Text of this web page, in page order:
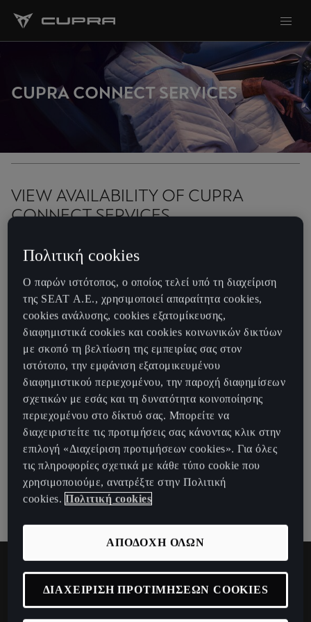
CUPRA CONNECT SERVICES
FILTERS
VIEW AVAILABILITY OF CUPRA
CONNECT SERVICES
service from the list bellow.
Safety & Service
Personalisation
Personalization
Emergency call
Breakdown call
Customer care
Online vehicle maintenance
Plug & Charge
Remote Access
E-Manager
Battery care mode
Remote Climatization
Departure times
Horn & turn signals
Online Infotainment
Online traffic information
Online map update
Online route calculation
Parking stations
Petrol stations
Online destination import
CONNECT Standard Connectivity
Personalisation
Personalization
Breakdown call
Customer care
Service scheduling
CONNECT Plus
Online traffic information
CONNECT
Personalization
Breakdown call
Πολιτική cookies
Ο παρών ιστότοπος, ο οποίος τελεί υπό τη διαχείριση
της SEAT Α.Ε., χρησιμοποιεί απαραίτητα cookies,
cookies ανάλυσης, cookies εξατομίκευσης,
διαφημιστικά cookies και cookies κοινωνικών δικτύων
με σκοπό τη βελτίωση της εμπειρίας σας στον
ιστότοπο, την εμφάνιση εξατομικευμένου
διαφημιστικού περιεχομένου, την παροχή διαφημίσεων
σχετικών με εσάς και τη δυνατότητα κοινοποίησης
περιεχομένου στο δίκτυό σας. Μπορείτε να
διαχειριστείτε τις προτιμήσεις σας κάνοντας κλικ στην
επιλογή «Διαχείριση προτιμήσεων cookies». Για όλες
τις πληροφορίες σχετικά με κάθε τύπο cookie που
χρησιμοποιούμε, ανατρέξτε στην Πολιτική
cookies. Πολιτική cookies
ΑΠΟΔΟΧΗ ΟΛΩΝ
ΔΙΑΧΕΙΡΙΣΗ ΠΡΟΤΙΜΗΣΕΩΝ COOKIES